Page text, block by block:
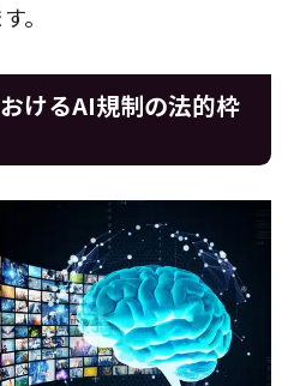
。
けるAI規制の法的枠